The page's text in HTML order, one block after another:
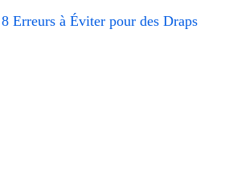
Erreurs à Éviter pour des Draps